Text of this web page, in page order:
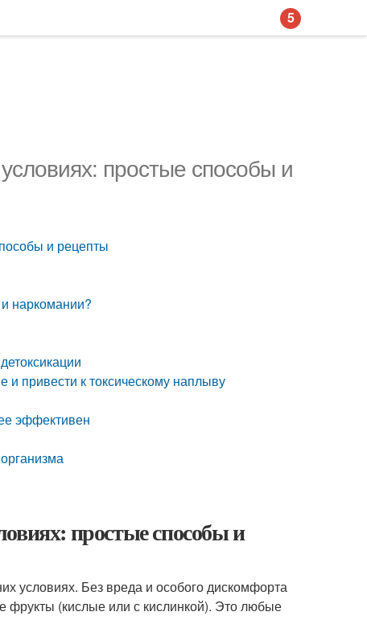
простые способы и
и рецепты
наркомании?
и привести к токсическому наплыву
эффективен
простые способы и
условиях. Без вреда и особого дискомфорта
фрукты (кислые или с кислинкой). Это любые
5